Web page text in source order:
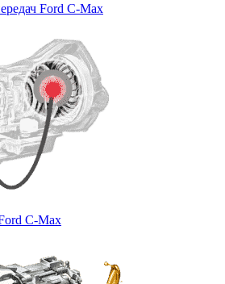
Ford C-Max
C-Max